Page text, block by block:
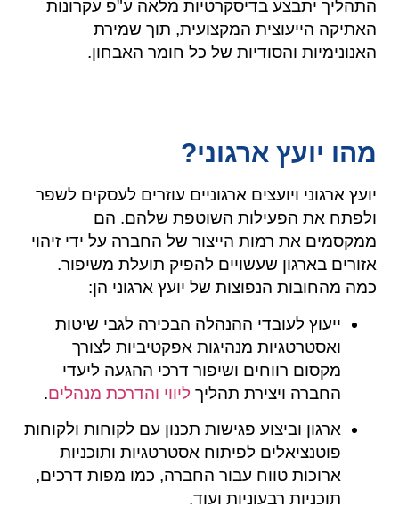
התהליך יתבצע בדיסקרטיות מלאה ע"פ עקרונות
האתיקה הייעוצית המקצועית, תוך שמירת
האנונימיות והסודיות של כל חומר האבחון.
מהו יועץ ארגוני?
יועץ ארגוני ויועצים ארגוניים עוזרים לעסקים לשפר
ולפתח את הפעילות השוטפת שלהם. הם
ממקסמים את רמות הייצור של החברה על ידי זיהוי
אזורים בארגון שעשויים להפיק תועלת משיפור.
כמה מהחובות הנפוצות של יועץ ארגוני הן:
ייעוץ לעובדי ההנהלה הבכירה לגבי שיטות
ואסטרטגיות מנהיגות אפקטיביות לצורך
מקסום רווחים ושיפור דרכי ההגעה ליעדי
החברה ויצירת תהליך ליווי והדרכת מנהלים.
ארגון וביצוע פגישות תכנון עם לקוחות ולקוחות
פוטנציאלים לפיתוח אסטרטגיות ותוכניות
ארוכות טווח עבור החברה, כמו מפות דרכים,
תוכניות רבעוניות ועוד.